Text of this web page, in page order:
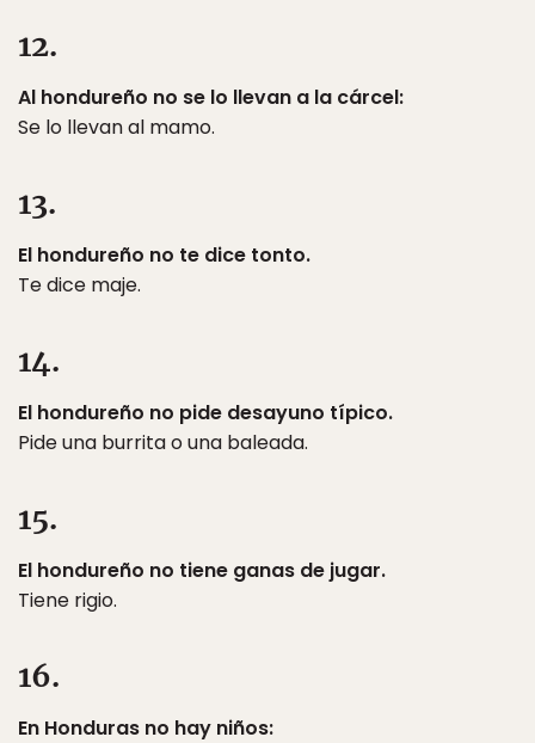
12.
Al hondureño no se lo llevan a la cárcel:
Se lo llevan al mamo.
13.
El hondureño no te dice tonto.
Te dice maje.
14.
El hondureño no pide desayuno típico.
Pide una burrita o una baleada.
15.
El hondureño no tiene ganas de jugar.
Tiene rigio.
16.
En Honduras no hay niños: